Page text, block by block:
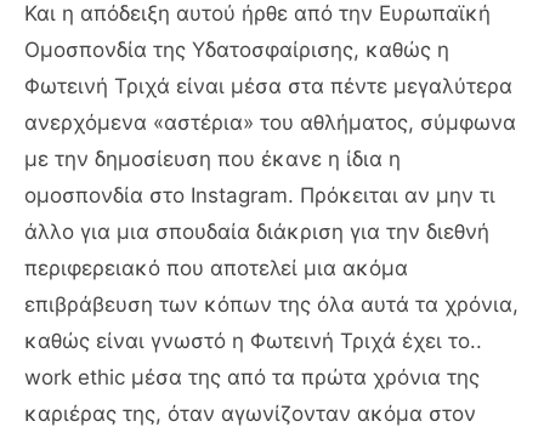
Και η απόδειξη αυτού ήρθε από την Ευρωπαϊκή
Ομοσπονδία της Υδατοσφαίρισης, καθώς η
Φωτεινή Τριχά είναι μέσα στα πέντε μεγαλύτερα
ανερχόμενα «αστέρια» του αθλήματος, σύμφωνα
με την δημοσίευση που έκανε η ίδια η
ομοσπονδία στο Instagram. Πρόκειται αν μην τι
άλλο για μια σπουδαία διάκριση για την διεθνή
περιφερειακό που αποτελεί μια ακόμα
επιβράβευση των κόπων της όλα αυτά τα χρόνια,
καθώς είναι γνωστό η Φωτεινή Τριχά έχει το..
work ethic μέσα της από τα πρώτα χρόνια της
καριέρας της, όταν αγωνίζονταν ακόμα στον